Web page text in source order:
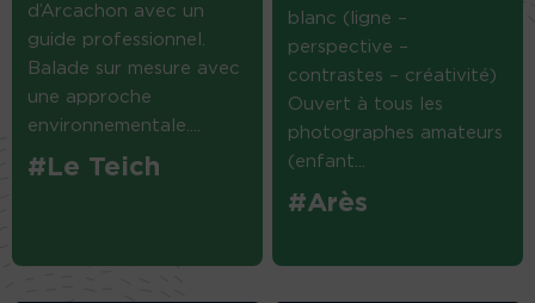
d’Arcachon avec un
guide professionnel.
Balade sur mesure avec
une approche
environnementale....
#Le Teich
blanc (ligne –
perspective –
contrastes – créativité)
Ouvert à tous les
photographes amateurs
(enfant...
#Arès